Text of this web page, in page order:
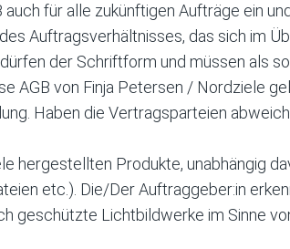
für alle zukünftigen Aufträge ein
Auftragsverhältnisses, das sich im
der Schriftform und müssen als
AGB von Finja Petersen / Nordziele
Haben die Vertragsparteien
hergestellten Produkte, unabhängig
etc.). Die/Der Auftraggeber:in
geschützte Lichtbildwerke im Sinne